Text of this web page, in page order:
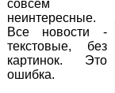
совсем
неинтересные.
Все новости -
текстовые, без
картинок. Это
ошибка.